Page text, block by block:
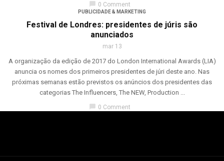
chat_bubble 0 Comment
PUBLICIDADE & MARKETING
Festival de Londres: presidentes de júris são
anunciados
mar 13
A organização da edição de 2017 do London International Awards (LIA)
anuncia os nomes dos primeiros presidentes de júri deste ano. Nas
próximas semanas estão previstos os anúncios dos presidentes das
categorias The Influencers, The NEW, Production ...
chat_bubble 0 Comment